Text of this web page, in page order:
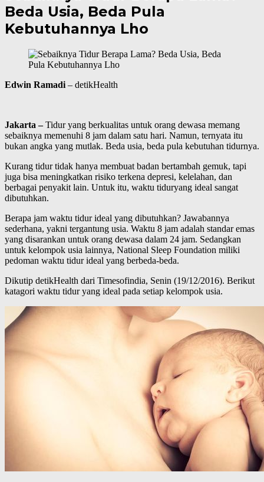
Beda Usia, Beda Pula
Kebutuhannya Lho
Edwin Ramadi – detikHealth
Jakarta –Tidur yang berkualitas untuk orang dewasa memang
sebaiknya memenuhi 8 jam dalam satu hari. Namun, ternyata itu
bukan angka yang mutlak. Beda usia, beda pula kebutuhan tidurnya.
Kurang tidur tidak hanya membuat badan bertambah gemuk, tapi
juga bisa meningkatkan risiko terkena depresi, kelelahan, dan
berbagai penyakit lain. Untuk itu, waktu tiduryang ideal sangat
dibutuhkan.
Berapa jam waktu tidur ideal yang dibutuhkan? Jawabannya
sederhana, yakni tergantung usia. Waktu 8 jam adalah standar emas
yang disarankan untuk orang dewasa dalam 24 jam. Sedangkan
untuk kelompok usia lainnya, National Sleep Foundation miliki
pedoman waktu tidur ideal yang berbeda-beda.
Dikutip detikHealth dari Timesofindia, Senin (19/12/2016). Berikut
katagori waktu tidur yang ideal pada setiap kelompok usia.